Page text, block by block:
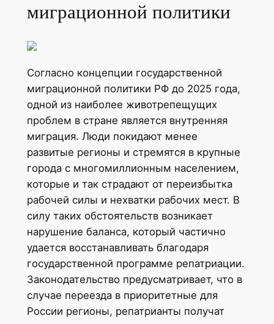
миграционной политики
Согласно концепции государственной
миграционной политики РФ до 2025 года,
одной из наиболее животрепещущих
проблем в стране является внутренняя
миграция. Люди покидают менее
развитые регионы и стремятся в крупные
города с многомиллионным населением,
которые и так страдают от переизбытка
рабочей силы и нехватки рабочих мест. В
силу таких обстоятельств возникает
нарушение баланса, который частично
удается восстанавливать благодаря
государственной программе репатриации.
Законодательство предусматривает, что в
случае переезда в приоритетные для
России регионы, репатрианты получат